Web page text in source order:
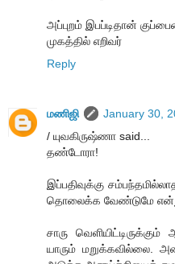
அப்புறம் இபப்டிதான்
முகத்தில் எறிவர்
Reply
மணிஜி
January 30,
/ யுவகிருஷ்ணா said...
தண்டோரா!
இப்பதிவுக்கு
தொலைக்க வேண்டுமே
சாரு
யாரும் மறுக்கவில்லை.